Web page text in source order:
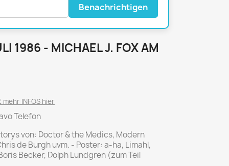
P.M. Biografie
PM Magazin
Unser Wald
Graceland
JUICE
Rolling Stone
Ottobre
Sports Illustrated
Benachrichtigen
1986 - MICHAEL J. FOX AM
INFOS hier
Telefon
von: Doctor & the Medics, Modern
de Burgh uvm. - Poster: a-ha, Limahl,
Becker, Dolph Lundgren (zum Teil